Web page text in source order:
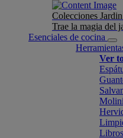
Colecciones
Trae la magia del
Esenciales de cocina
Ver